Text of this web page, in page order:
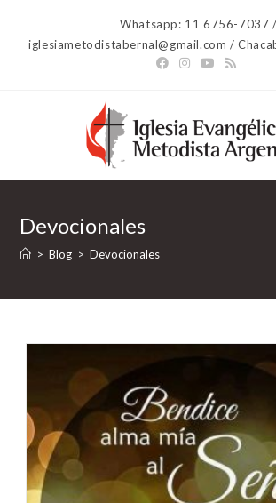
contenido
Whatsapp: 11 6756-7037 /
iglesiametodistabernal@gmail.com /
Devocionales
> Blog > Devocionales